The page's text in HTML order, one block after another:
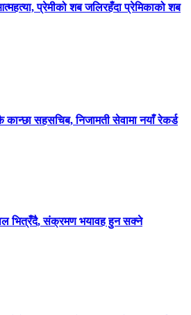
प्रेमीको शब जलिरहँदा प्रेमिकाको शब
कान्छा सहसचिब, निजामती सेवामा नयाँ रेकर्ड
भित्रँदै, संक्रमण भयावह हुन सक्ने